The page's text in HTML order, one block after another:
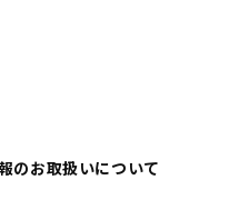
のお取扱いについて